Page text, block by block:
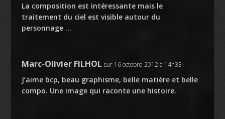
La composition est intéressante mais le
traitement du ciel est visible autour du
personnage …
Marc-Olivier FILHOL sur 16 octobre 2012 à 14h33
J’aime bcp, beau graphisme, belle matière et belle
compo. Une image qui raconte une histoire.